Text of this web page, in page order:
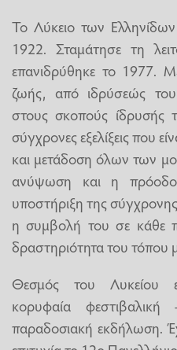
Το Λύκειο των
1922. Σταμάτησε τη
επανιδρύθηκε το 1977.
ζωής, από ιδρύσεώς
στους σκοπούς ίδρυσής
σύγχρονες εξελίξεις που
και μετάδοση όλων των
ανύψωση και η
υποστήριξη της
η συμβολή του σε κάθε
δραστηριότητα του τόπου
Θεσμός του Λυκείου
κορυφαία
παραδοσιακή εκδήλωση.